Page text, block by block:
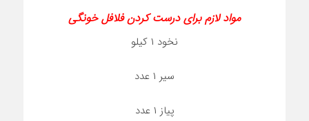
مواد لازم برای درست کردن فلافل خونگی
نخود ۱ کیلو
سیر ۱ عدد
پیاز ۱ عدد